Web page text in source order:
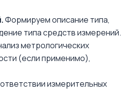
Формируем описание типа,
типа средств измерений.
метрологических
(если применимо),
измерительных